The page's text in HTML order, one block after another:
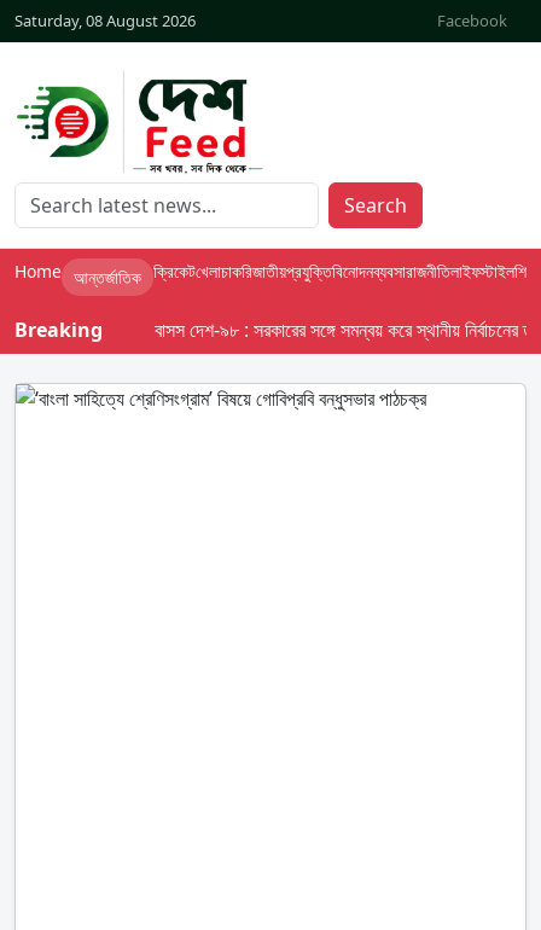
Saturday, 08 August 2026 Facebook
Search
Home আন্তর্জাতিক ক্রিকেটখেলাচাকরিজাতীয়প্রযুক্তিবিনোদনব্যবসারাজনীতিলাইফস্টাইলশিক্ষা
Breaking বাসস দেশ-৯৮ : সরকারের সঙ্গে সমন্বয় করে স্থানীয় নির্বাচনের